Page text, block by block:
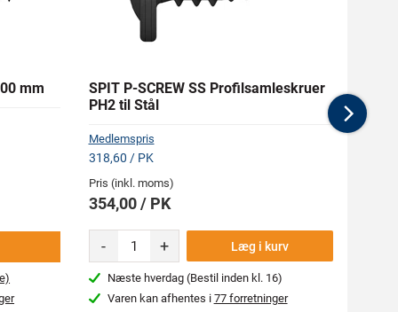
mm
SPIT P-SCREW SS Profilsamleskruer
PH2 til Stål
Medlemspris
318,60 / PK
Pris (inkl. moms)
354,00 / PK
- + Læg i kurv
Næste hverdag (Bestil inden kl. 16)
Varen kan afhentes i 77 forretninger